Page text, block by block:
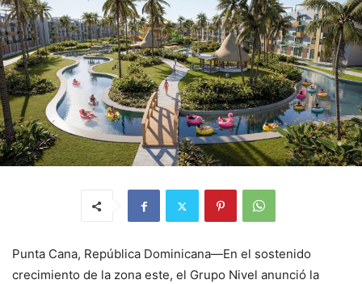
Punta Cana, República Dominicana—En el sostenido
crecimiento de la zona este, el Grupo Nivel anunció la